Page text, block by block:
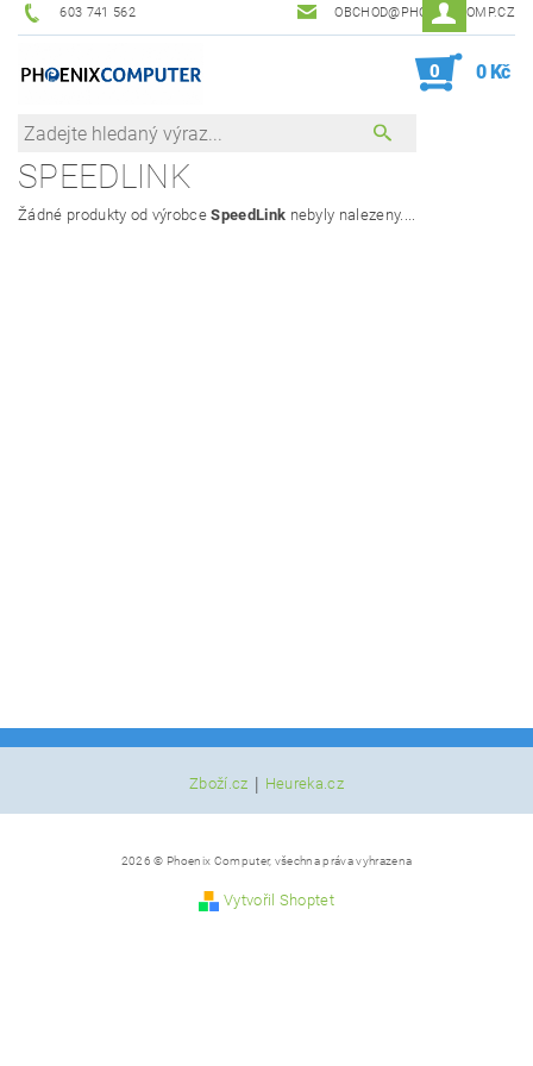
603 741 562 OBCHOD@PHOENIXCOMP.CZ
0 0 Kč
SPEEDLINK
Žádné produkty od výrobceSpeedLink nebyly nalezeny....
Zboží.cz | Heureka.cz
2026 © Phoenix Computer, všechna práva vyhrazena
Vytvořil Shoptet